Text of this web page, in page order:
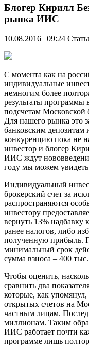
Блогер Кирилл
рынка ИИС
10.08.2016 | 09:24
С момента как на
индивидуальные
немногим более
результаты
подсчетам
Для нашего рынка это
банковским депозитам
конкуренцию пока не
инвестор и блогер
ИИС ждут
году мы можем
Индивидуальный
брокерский счет за
распространяются
инвестору
вернуть 13% надбавку
ранее налогов, либо
полученную прибыль.
минимальный срок
сумма взноса – 400
Чтобы оценить,
сравнить два
которые, как
открытых счетов на
частным лицам.
миллионам. Таким
ИИС работает почти
программе лишь